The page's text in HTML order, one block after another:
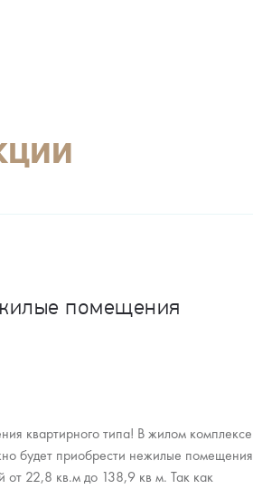
помещения
квартирного типа! В жилом комплексе
будет приобрести нежилые помещения
от 22,8 кв.м до 138,9 кв м. Так как